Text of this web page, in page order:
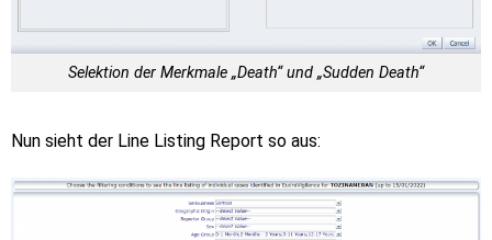
Selektion der Merkmale „Death“ und „Sudden Death“
Nun sieht der Line Listing Report so aus: